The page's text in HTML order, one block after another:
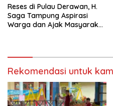
Reses di Pulau Derawan, H.
Saga Tampung Aspirasi
Warga dan Ajak Masyarakat
Rekomendasi untuk